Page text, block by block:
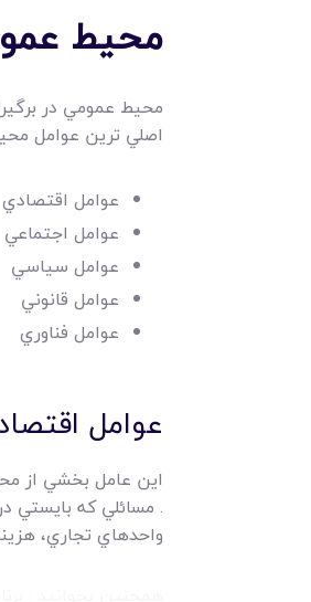
محيط
محيط عمومي در
اصلي ترين عوامل
عوامل اقتصادي
عوامل اجتماعي
عوامل سياسي
عوامل قانوني
عوامل فناوري
عوامل
اين عامل بخشي از
. مسائلي که بايستي
واحدهاي تجاري،